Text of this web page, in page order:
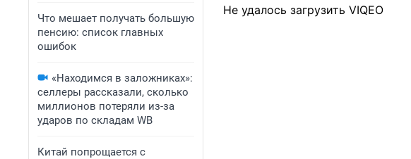
Что мешает получать большую
пенсию: список главных
ошибок
«Находимся в заложниках»:
селлеры рассказали, сколько
миллионов потеряли из-за
ударов по складам WB
Китай попрощается с
Не удалось загрузить VIQEO